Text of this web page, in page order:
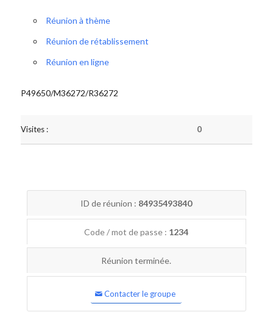
Réunion à thème
Réunion de rétablissement
Réunion en ligne
P49650/M36272/R36272
Visites : 0
ID de réunion : 84935493840
Code / mot de passe : 1234
Réunion terminée.
Contacter le groupe